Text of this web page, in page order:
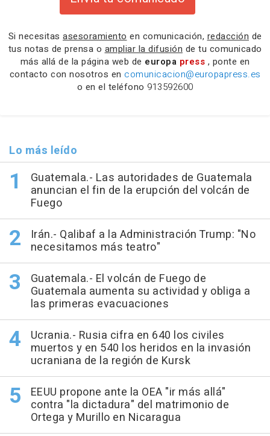
Si necesitas asesoramiento en comunicación, redacción de
tus notas de prensa o ampliar la difusión de tu comunicado
más allá de la página web de europa press , ponte en
contacto con nosotros en comunicacion@europapress.es
o en el teléfono 913592600
Lo más leído
Guatemala.- Las autoridades de Guatemala
anuncian el fin de la erupción del volcán de
Fuego
Irán.- Qalibaf a la Administración Trump: "No
necesitamos más teatro"
Guatemala.- El volcán de Fuego de
Guatemala aumenta su actividad y obliga a
las primeras evacuaciones
Ucrania.- Rusia cifra en 640 los civiles
muertos y en 540 los heridos en la invasión
ucraniana de la región de Kursk
EEUU propone ante la OEA "ir más allá"
contra "la dictadura" del matrimonio de
Ortega y Murillo en Nicaragua